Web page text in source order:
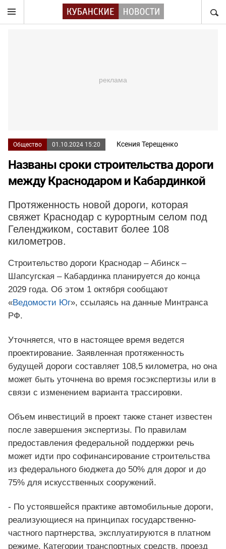
Общество 01.10.2024 15:20 Ксения Терещенко
Названы сроки строительства дороги
между Краснодаром и Кабардинкой
Протяженность новой дороги, которая
свяжет Краснодар с курортным селом под
Геленджиком, составит более 108
километров.
Строительство дороги Краснодар – Абинск –
Шапсугская – Кабардинка планируется до конца
2029 года. Об этом 1 октября сообщают
«Ведомости Юг», ссылаясь на данные Минтранса
РФ.
Уточняется, что в настоящее время ведется
проектирование. Заявленная протяженность
будущей дороги составляет 108,5 километра, но она
может быть уточнена во время госэкспертизы или в
связи с изменением варианта трассировки.
Объем инвестиций в проект также станет известен
после завершения экспертизы. По правилам
предоставления федеральной поддержки речь
может идти про софинансирование строительства
из федерального бюджета до 50% для дорог и до
75% для искусственных сооружений.
- По устоявшейся практике автомобильные дороги,
реализующиеся на принципах государственно-
частного партнерства, эксплуатируются в платном
режиме. Категории транспортных средств, проезд